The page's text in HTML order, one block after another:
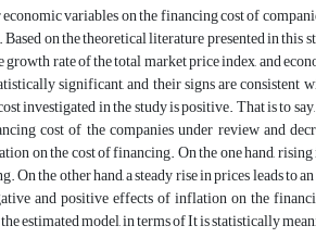
variables on the financing cost of
on the theoretical literature presented in this
rate of the total market price index, and
significant, and their signs are consistent
in the study is positive. That is to
cost of the companies under review and
on the cost of financing. On the one hand,
the other hand, a steady rise in prices leads to
and positive effects of inflation on the
estimated model, in terms of It is statistically